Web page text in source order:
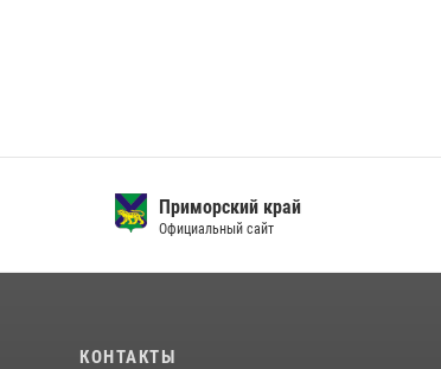
Приморский край
Официальный сайт
КОНТАКТЫ